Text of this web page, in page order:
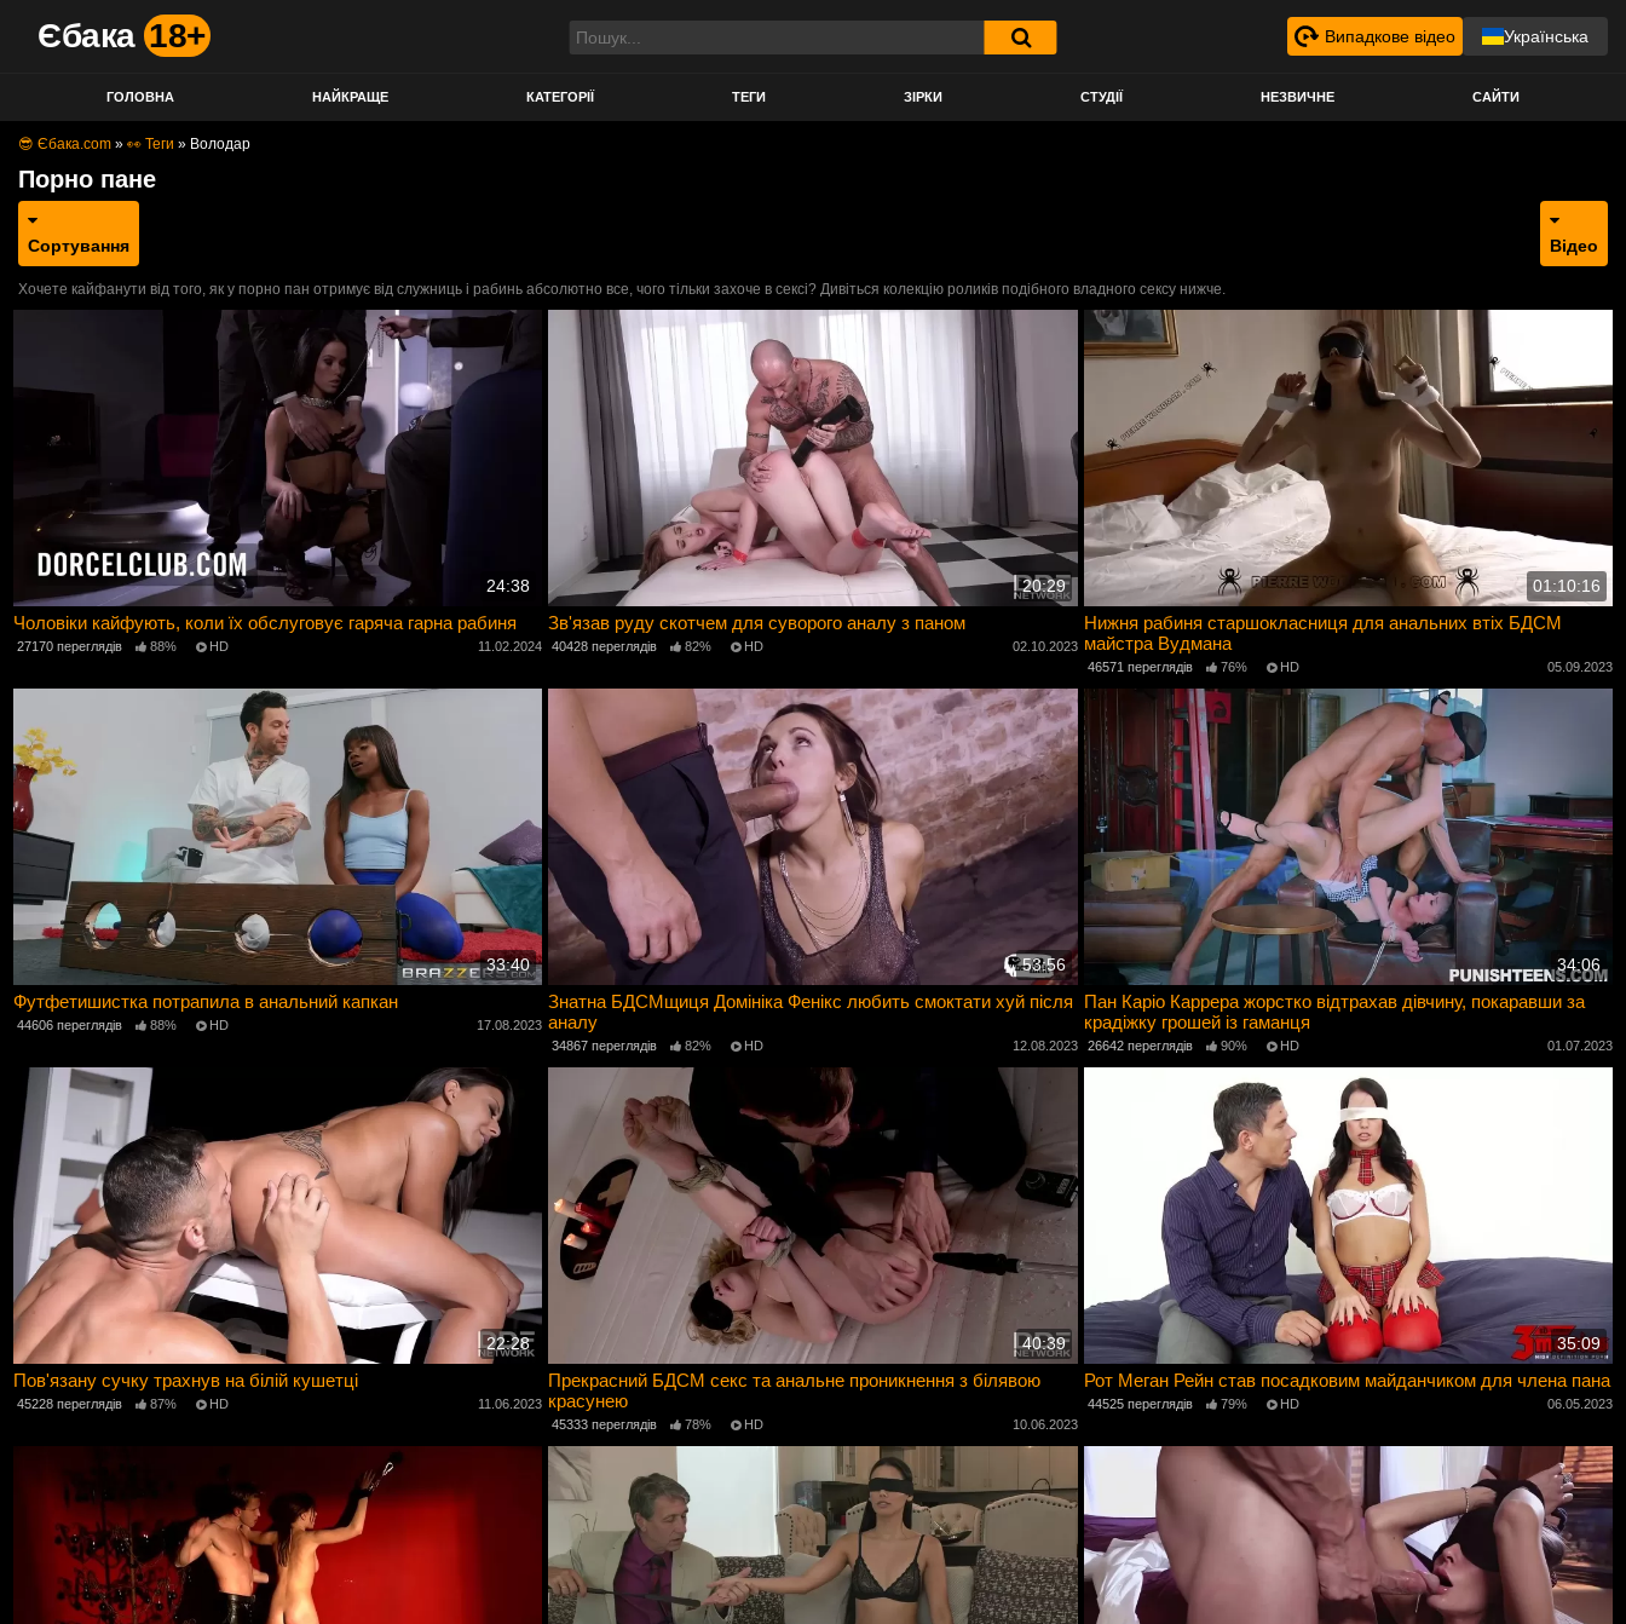
Єбака 18+ Випадкове відео Українська
ГОЛОВНА НАЙКРАЩЕ КАТЕГОРІЇ ТЕГИ ЗІРКИ СТУДІЇ НЕЗВИЧНЕ САЙТИ
😎 Єбака.com » 👀 Теги » Володар
Порно пане
Сортування Відео
Хочете кайфанути від того, як у порно пан отримує від служниць і рабинь абсолютно все, чого тільки захоче в сексі? Дивіться колекцію роликів подібного владного сексу нижче.
24:38
Чоловіки кайфують, коли їх обслуговує гаряча гарна рабиня
27170 переглядів 88% HD 11.02.2024
20:29
Зв'язав руду скотчем для суворого аналу з паном
40428 переглядів 82% HD 02.10.2023
01:10:16
Нижня рабиня старшокласниця для анальних втіх БДСМ
майстра Вудмана
46571 переглядів 76% HD 05.09.2023
33:40
Футфетишистка потрапила в анальний капкан
44606 переглядів 88% HD 17.08.2023
53:56
Знатна БДСМщиця Домініка Фенікс любить смоктати хуй після
аналу
34867 переглядів 82% HD 12.08.2023
34:06
Пан Каріо Каррера жорстко відтрахав дівчину, покаравши за
крадіжку грошей із гаманця
26642 переглядів 90% HD 01.07.2023
22:28
Пов'язану сучку трахнув на білій кушетці
45228 переглядів 87% HD 11.06.2023
40:39
Прекрасний БДСМ секс та анальне проникнення з білявою
красунею
45333 переглядів 78% HD 10.06.2023
35:09
Рот Меган Рейн став посадковим майданчиком для члена пана
44525 переглядів 79% HD 06.05.2023